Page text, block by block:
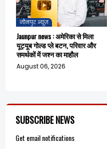
जौनपुर न्यूज़
Jaunpur news : अमेरिका से मिला
यूट्यूब गोल्ड प्ले बटन, परिवार और
समर्थकों में जश्न का माहौल
August 06, 2026
SUBSCRIBE NEWS
Get email notifications